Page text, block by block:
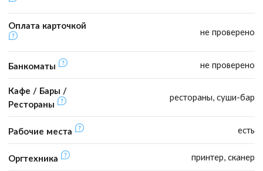
Оплата карточкой
не проверено
Банкоматы не проверено
Кафе / Бары /
Рестораны
рестораны, суши-бар
Рабочие места есть
Оргтехника принтер, сканер